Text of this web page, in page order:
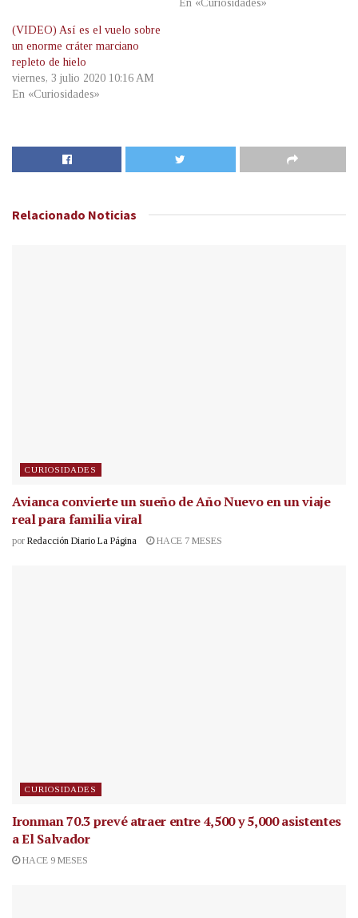
En «Curiosidades»
(VIDEO) Así es el vuelo sobre
un enorme cráter marciano
repleto de hielo
viernes, 3 julio 2020 10:16 AM
En «Curiosidades»
Relacionado Noticias
CURIOSIDADES
Avianca convierte un sueño de Año Nuevo en un viaje
real para familia viral
por Redacción Diario La Página HACE 7 MESES
CURIOSIDADES
Ironman 70.3 prevé atraer entre 4,500 y 5,000 asistentes
a El Salvador
HACE 9 MESES